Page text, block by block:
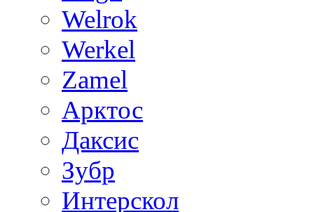
Welrok
Werkel
Zamel
Арктос
Даксис
Зубр
Интерскол